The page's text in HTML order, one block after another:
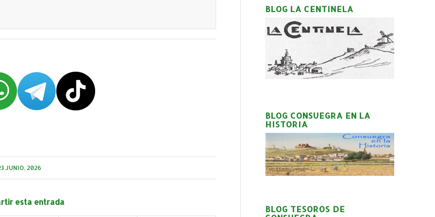
JUNIO, 2026
esta entrada
BLOG LA CENTINELA
BLOG CONSUEGRA EN LA
HISTORIA
BLOG TESOROS DE